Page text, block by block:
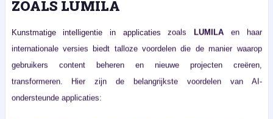
ZOALS LUMILA
Kunstmatige intelligentie in applicaties zoals LUMILA en haar
internationale versies biedt talloze voordelen die de manier waarop
gebruikers content beheren en nieuwe projecten creëren,
transformeren. Hier zijn de belangrijkste voordelen van AI-
ondersteunde applicaties: